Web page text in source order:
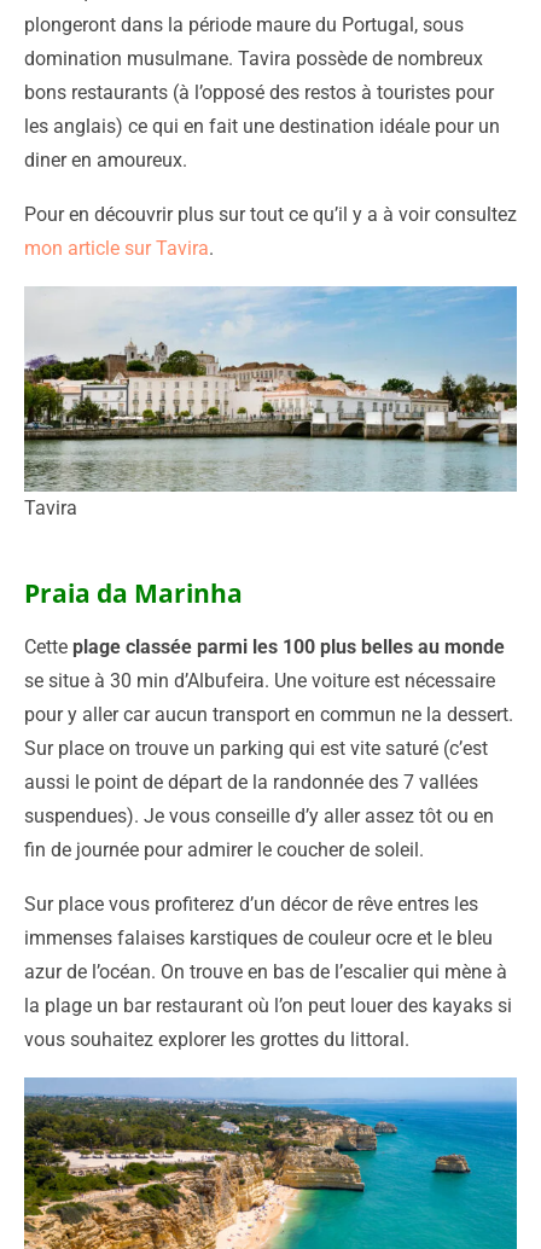
plongeront dans la période maure du Portugal, sous
domination musulmane. Tavira possède de nombreux
bons restaurants (à l’opposé des restos à touristes pour
les anglais) ce qui en fait une destination idéale pour un
diner en amoureux.
Pour en découvrir plus sur tout ce qu’il y a à voir consultez
mon article sur Tavira.
Tavira
Praia da Marinha
Cette plage classée parmi les 100 plus belles au monde
se situe à 30 min d’Albufeira. Une voiture est nécessaire
pour y aller car aucun transport en commun ne la dessert.
Sur place on trouve un parking qui est vite saturé (c’est
aussi le point de départ de la randonnée des 7 vallées
suspendues). Je vous conseille d’y aller assez tôt ou en
fin de journée pour admirer le coucher de soleil.
Sur place vous profiterez d’un décor de rêve entres les
immenses falaises karstiques de couleur ocre et le bleu
azur de l’océan. On trouve en bas de l’escalier qui mène à
la plage un bar restaurant où l’on peut louer des kayaks si
vous souhaitez explorer les grottes du littoral.